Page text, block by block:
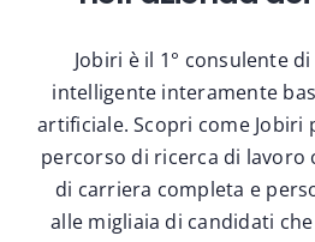
Jobiri è il 1° consulente
intelligente interamente
artificiale. Scopri come Jobiri
percorso di ricerca di lavoro
di carriera completa e
alle migliaia di candidati